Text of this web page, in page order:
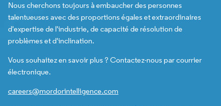
Nous cherchons toujours à embaucher des personnes
talentueuses avec des proportions égales et extraordinaires
d'expertise de l'industrie, de capacité de résolution de
problèmes et d'inclination.
Vous souhaitez en savoir plus ? Contactez-nous par courrier
électronique.
careers@mordorintelligence.com